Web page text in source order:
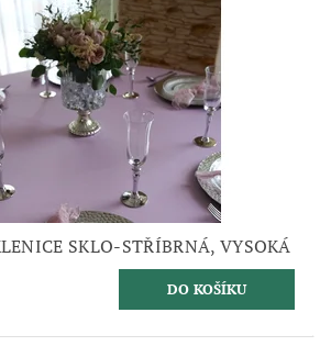
SKLO-STŘÍBRNÁ, VYSOKÁ